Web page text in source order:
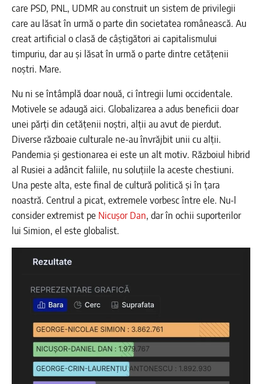
care PSD, PNL, UDMR au construit un sistem de privilegii
care au lăsat în urmă o parte din societatea românească. Au
creat artificial o clasă de câștigători ai capitalismului
timpuriu, dar au și lăsat în urmă o parte dintre cetățenii
noștri. Mare.
Nu ni se întâmplă doar nouă, ci întregii lumi occidentale.
Motivele se adaugă aici. Globalizarea a adus beneficii doar
unei părți din cetățenii noștri, alții au avut de pierdut.
Diverse războaie culturale ne-au învrăjbit unii cu alții.
Pandemia și gestionarea ei este un alt motiv. Războiul hibrid
al Rusiei a adâncit faliile, nu soluțiile la aceste chestiuni.
Una peste alta, este final de cultură politică și în țara
noastră. Centrul a picat, extremele vorbesc între ele. Nu-l
consider extremist pe Nicușor Dan, dar în ochii suporterilor
lui Simion, el este globalist.